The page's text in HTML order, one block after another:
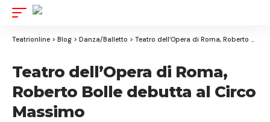
Resizer
Teatrionline > Blog > Danza/Balletto > Teatro dell’Opera di Roma, Roberto Bolle debutta al Circo Massimo
Teatro dell’Opera di Roma,
Roberto Bolle debutta al Circo
Massimo